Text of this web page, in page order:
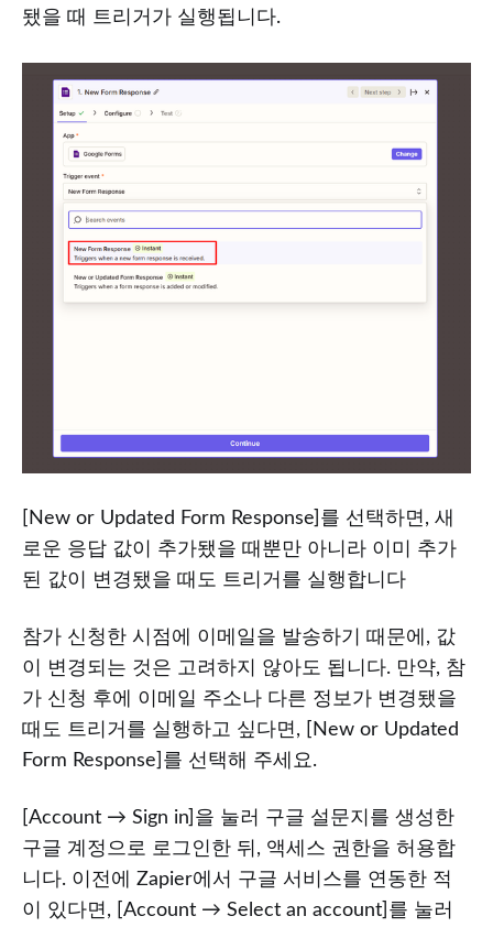
됐을 때 트리거가 실행됩니다.
[New or Updated Form Response]를 선택하면, 새
로운 응답 값이 추가됐을 때뿐만 아니라 이미 추가
된 값이 변경됐을 때도 트리거를 실행합니다
참가 신청한 시점에 이메일을 발송하기 때문에, 값
이 변경되는 것은 고려하지 않아도 됩니다. 만약, 참
가 신청 후에 이메일 주소나 다른 정보가 변경됐을
때도 트리거를 실행하고 싶다면, [New or Updated
Form Response]를 선택해 주세요.
[Account → Sign in]을 눌러 구글 설문지를 생성한
구글 계정으로 로그인한 뒤, 액세스 권한을 허용합
니다. 이전에 Zapier에서 구글 서비스를 연동한 적
이 있다면, [Account → Select an account]를 눌러